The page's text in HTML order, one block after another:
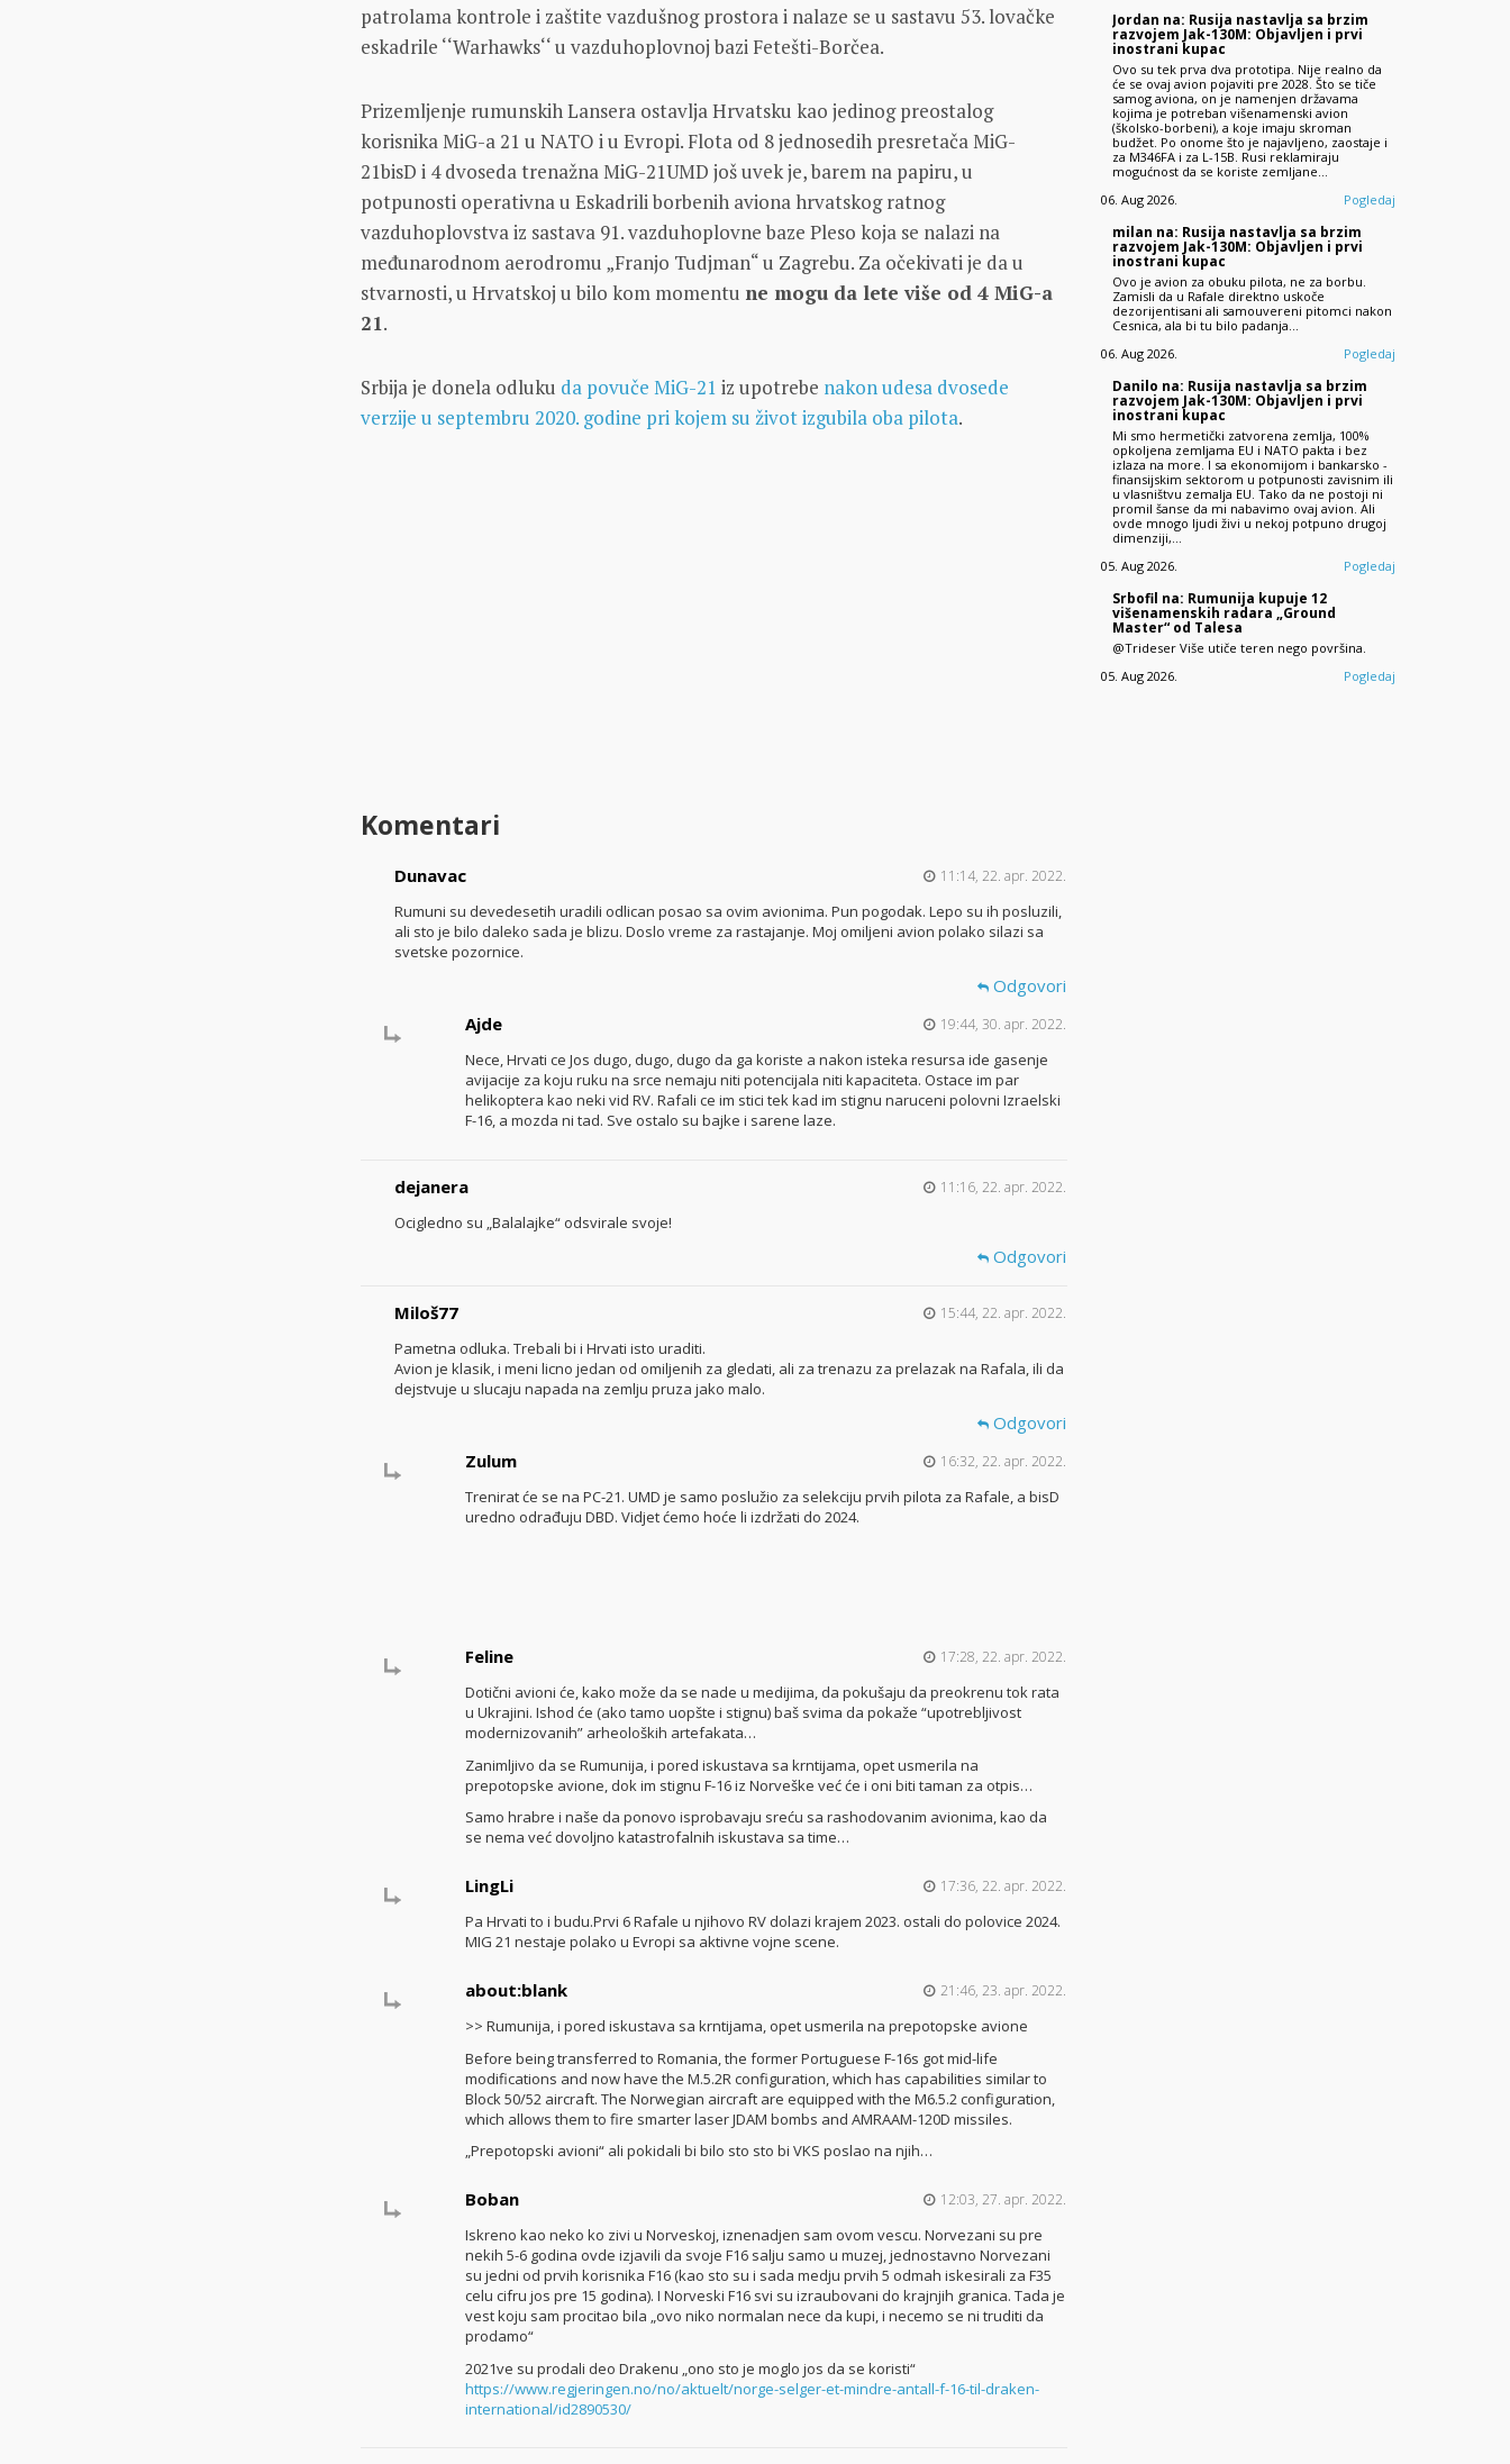
patrolama kontrole i zaštite vazdušnog prostora i nalaze se u sastavu 53. lovačke
eskadrile ‘‘Warhawks‘‘ u vazduhoplovnoj bazi Fetešti-Borčea.
Prizemljenje rumunskih Lansera ostavlja Hrvatsku kao jedinog preostalog
korisnika MiG-a 21 u NATO i u Evropi. Flota od 8 jednosedih presretača MiG-
21bisD i 4 dvoseda trenažna MiG-21UMD još uvek je, barem na papiru, u
potpunosti operativna u Eskadrili borbenih aviona hrvatskog ratnog
vazduhoplovstva iz sastava 91. vazduhoplovne baze Pleso koja se nalazi na
međunarodnom aerodromu „Franjo Tudjman“ u Zagrebu. Za očekivati je da u
stvarnosti, u Hrvatskoj u bilo kom momentu ne mogu da lete više od 4 MiG-a
21.
Srbija je donela odluku da povuče MiG-21 iz upotrebe nakon udesa dvosede
verzije u septembru 2020. godine pri kojem su život izgubila oba pilota.
Komentari
Dunavac 11:14, 22. apr. 2022.
Rumuni su devedesetih uradili odlican posao sa ovim avionima. Pun pogodak. Lepo su ih posluzili,
ali sto je bilo daleko sada je blizu. Doslo vreme za rastajanje. Moj omiljeni avion polako silazi sa
svetske pozornice.
Odgovori
Ajde
19:44, 30. apr. 2022.
Nece, Hrvati ce Jos dugo, dugo, dugo da ga koriste a nakon isteka resursa ide gasenje
avijacije za koju ruku na srce nemaju niti potencijala niti kapaciteta. Ostace im par
helikoptera kao neki vid RV. Rafali ce im stici tek kad im stignu naruceni polovni Izraelski
F-16, a mozda ni tad. Sve ostalo su bajke i sarene laze.
dejanera 11:16, 22. apr. 2022.
Ocigledno su „Balalajke“ odsvirale svoje!
Odgovori
Miloš77 15:44, 22. apr. 2022.
Pametna odluka. Trebali bi i Hrvati isto uraditi.
Avion je klasik, i meni licno jedan od omiljenih za gledati, ali za trenazu za prelazak na Rafala, ili da
dejstvuje u slucaju napada na zemlju pruza jako malo.
Odgovori
Zulum
16:32, 22. apr. 2022.
Trenirat će se na PC-21. UMD je samo poslužio za selekciju prvih pilota za Rafale, a bisD
uredno odrađuju DBD. Vidjet ćemo hoće li izdržati do 2024.
Feline 17:28, 22. apr. 2022.
Dotični avioni će, kako može da se nade u medijima, da pokušaju da preokrenu tok rata
u Ukrajini. Ishod će (ako tamo uopšte i stignu) baš svima da pokaže “upotrebljivost
modernizovanih” arheoloških artefakata…
Zanimljivo da se Rumunija, i pored iskustava sa krntijama, opet usmerila na
prepotopske avione, dok im stignu F-16 iz Norveške već će i oni biti taman za otpis…
Samo hrabre i naše da ponovo isprobavaju sreću sa rashodovanim avionima, kao da
se nema već dovoljno katastrofalnih iskustava sa time…
LingLi 17:36, 22. apr. 2022.
Pa Hrvati to i budu.Prvi 6 Rafale u njihovo RV dolazi krajem 2023. ostali do polovice 2024.
MIG 21 nestaje polako u Evropi sa aktivne vojne scene.
about:blank 21:46, 23. apr. 2022.
>> Rumunija, i pored iskustava sa krntijama, opet usmerila na prepotopske avione
Before being transferred to Romania, the former Portuguese F-16s got mid-life
modifications and now have the M.5.2R configuration, which has capabilities similar to
Block 50/52 aircraft. The Norwegian aircraft are equipped with the M6.5.2 configuration,
which allows them to fire smarter laser JDAM bombs and AMRAAM-120D missiles.
„Prepotopski avioni“ ali pokidali bi bilo sto sto bi VKS poslao na njih…
Boban 12:03, 27. apr. 2022.
Iskreno kao neko ko zivi u Norveskoj, iznenadjen sam ovom vescu. Norvezani su pre
nekih 5-6 godina ovde izjavili da svoje F16 salju samo u muzej, jednostavno Norvezani
su jedni od prvih korisnika F16 (kao sto su i sada medju prvih 5 odmah iskesirali za F35
celu cifru jos pre 15 godina). I Norveski F16 svi su izraubovani do krajnjih granica. Tada je
vest koju sam procitao bila „ovo niko normalan nece da kupi, i necemo se ni truditi da
prodamo“
2021ve su prodali deo Drakenu „ono sto je moglo jos da se koristi“
https://www.regjeringen.no/no/aktuelt/norge-selger-et-mindre-antall-f-16-til-draken-
international/id2890530/
Jordan na: Rusija nastavlja sa brzim
razvojem Jak-130M: Objavljen i prvi
inostrani kupac
Ovo su tek prva dva prototipa. Nije realno da
će se ovaj avion pojaviti pre 2028. Što se tiče
samog aviona, on je namenjen državama
kojima je potreban višenamenski avion
(školsko-borbeni), a koje imaju skroman
budžet. Po onome što je najavljeno, zaostaje i
za M346FA i za L-15B. Rusi reklamiraju
mogućnost da se koriste zemljane…
06. Aug 2026.
Pogledaj
milan na: Rusija nastavlja sa brzim
razvojem Jak-130M: Objavljen i prvi
inostrani kupac
Ovo je avion za obuku pilota, ne za borbu.
Zamisli da u Rafale direktno uskoče
dezorijentisani ali samouvereni pitomci nakon
Cesnica, ala bi tu bilo padanja...
06. Aug 2026.
Pogledaj
Danilo na: Rusija nastavlja sa brzim
razvojem Jak-130M: Objavljen i prvi
inostrani kupac
Mi smo hermetički zatvorena zemlja, 100%
opkoljena zemljama EU i NATO pakta i bez
izlaza na more. I sa ekonomijom i bankarsko -
finansijskim sektorom u potpunosti zavisnim ili
u vlasništvu zemalja EU. Tako da ne postoji ni
promil šanse da mi nabavimo ovaj avion. Ali
ovde mnogo ljudi živi u nekoj potpuno drugoj
dimenziji,…
05. Aug 2026.
Pogledaj
Srbofil na: Rumunija kupuje 12
višenamenskih radara „Ground
Master“ od Talesa
@Trideser Više utiče teren nego površina.
05. Aug 2026.
Pogledaj